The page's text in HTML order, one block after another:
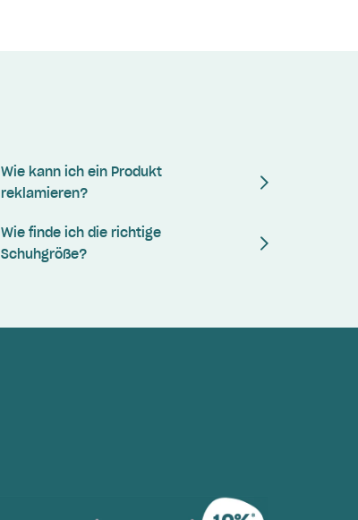
Wie kann ich ein Produkt
reklamieren?
Wie finde ich die richtige
Schuhgröße?